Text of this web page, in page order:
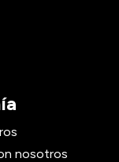
nosotros